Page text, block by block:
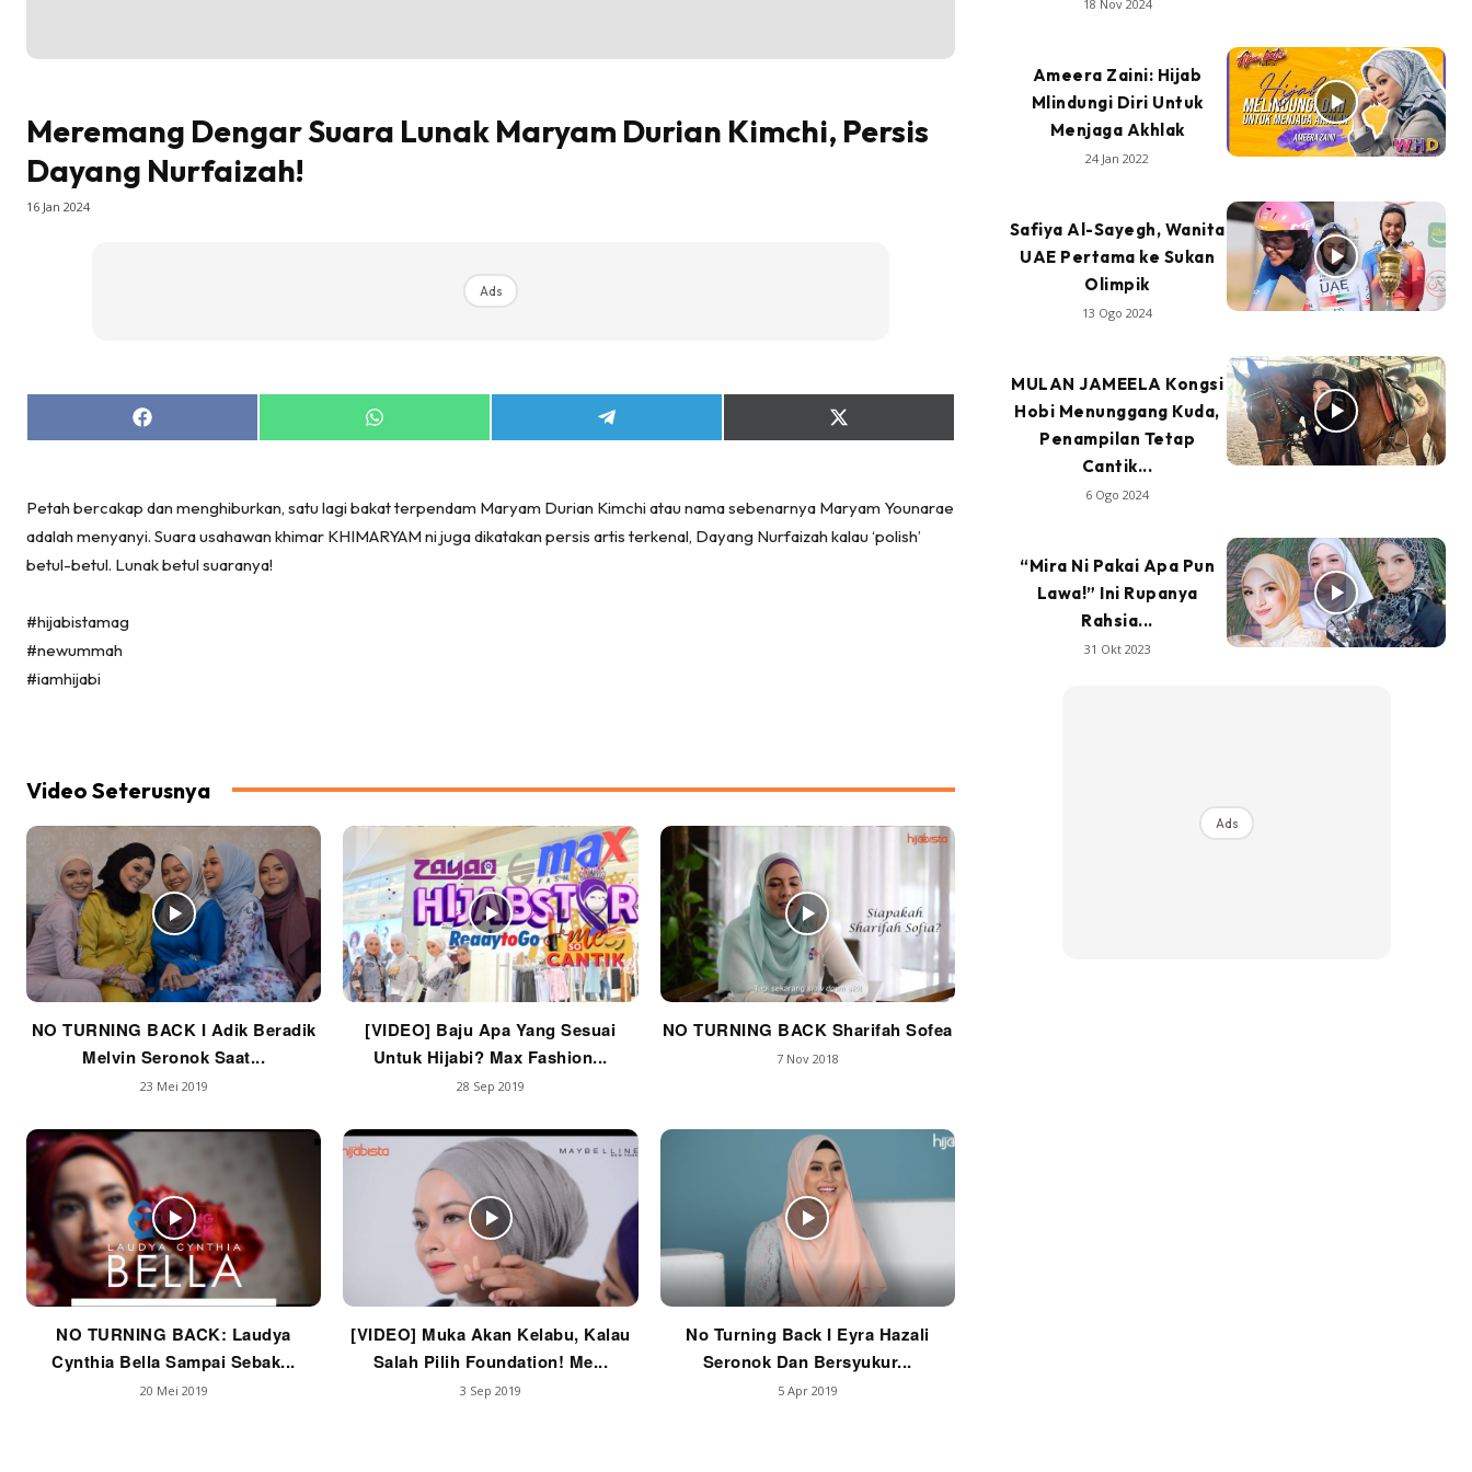
Meremang Dengar Suara Lunak Maryam Durian Kimchi, Persis
Dayang Nurfaizah!
16 Jan 2024
Ads
Share
on
Share
on
Share
on
Share
on
Petah bercakap dan menghiburkan, satu lagi bakat terpendam Maryam Durian Kimchi atau nama sebenarnya Maryam Younarae
adalah menyanyi. Suara usahawan khimar KHIMARYAM ni juga dikatakan persis artis terkenal, Dayang Nurfaizah kalau ‘polish’
betul-betul. Lunak betul suaranya!
#hijabistamag
#newummah
#iamhijabi
Video Seterusnya
NO TURNING BACK I Adik Beradik
Melvin Seronok Saat...
23 Mei 2019
[VIDEO] Baju Apa Yang Sesuai
Untuk Hijabi? Max Fashion...
28 Sep 2019
NO TURNING BACK Sharifah Sofea
7 Nov 2018
NO TURNING BACK: Laudya
Cynthia Bella Sampai Sebak...
20 Mei 2019
[VIDEO] Muka Akan Kelabu, Kalau
Salah Pilih Foundation! Me...
3 Sep 2019
No Turning Back I Eyra Hazali
Seronok Dan Bersyukur...
5 Apr 2019
18 Nov 2024
Ameera Zaini: Hijab
Mlindungi Diri Untuk
Menjaga Akhlak
24 Jan 2022
Safiya Al-Sayegh, Wanita
UAE Pertama ke Sukan
Olimpik
13 Ogo 2024
MULAN JAMEELA Kongsi
Hobi Menunggang Kuda,
Penampilan Tetap
Cantik...
6 Ogo 2024
“Mira Ni Pakai Apa Pun
Lawa!” Ini Rupanya
Rahsia...
31 Okt 2023
Ads